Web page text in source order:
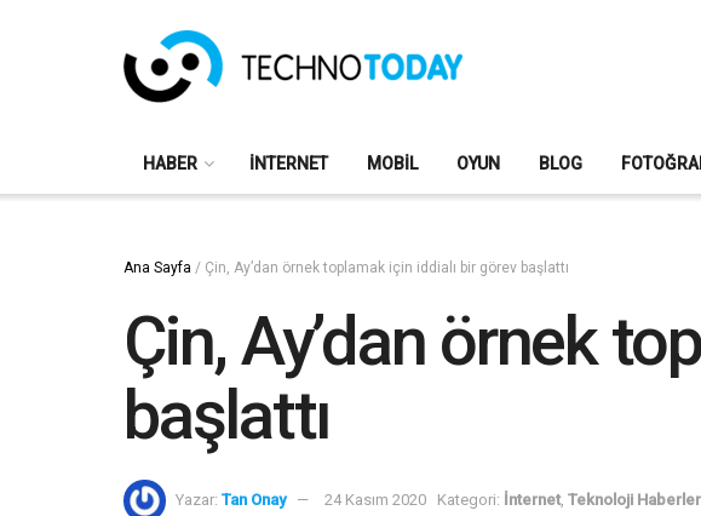
HABER İNTERNET MOBIL OYUN BLOG
Ana Sayfa / Çin, Ay’dan örnek toplamak için iddialı bir görev başlattı
Çin, Ay’dan örnek
başlattı
Yazar: Tan Onay 24 Kasım 2020 Kategori: İnternet, Teknoloji